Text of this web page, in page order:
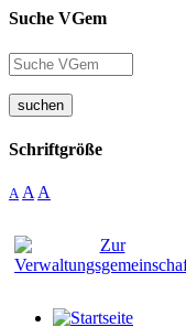
Suche VGem
suchen
Schriftgröße
A A A